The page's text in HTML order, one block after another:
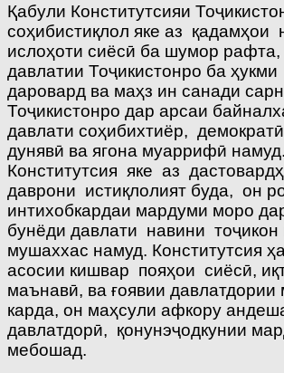
Қабули Конститутсияи
соҳибистиқлол яке аз қадамҳои
ислоҳоти сиёсӣ ба шумор рафта,
давлатии Тоҷикистонро ба ҳукми
даровард ва маҳз ин санади
Тоҷикистонро дар арсаи
давлати соҳибихтиёр,
дунявӣ ва ягона муаррифӣ
Конститутсия яке аз
даврони истиқлолият буда, он
интихобкардаи мардуми моро
бунёди давлати навини тоҷикон
мушаххас намуд. Конститутсия
асосии кишвар пояҳои сиёсӣ,
маънавӣ, ва ғоявии
карда, он маҳсули афкору
давлатдорӣ, қонунэҷодкунии
мебошад.